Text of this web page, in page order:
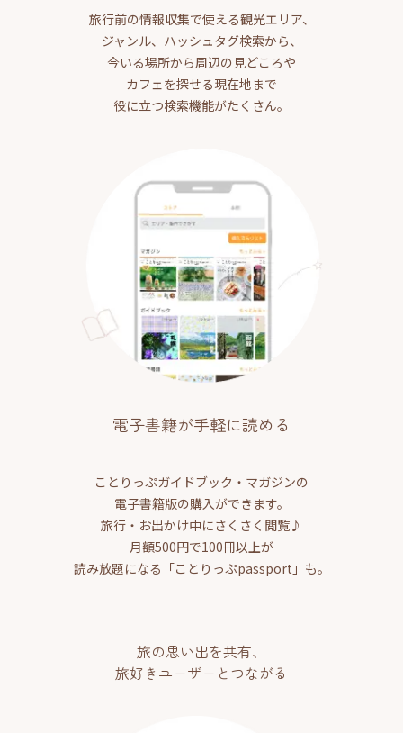
旅行前の情報収集で使える観光エリア、
ジャンル、ハッシュタグ検索から、
今いる場所から周辺の見どころや
カフェを探せる現在地まで
役に立つ検索機能がたくさん。
電子書籍が手軽に読める
ことりっぷガイドブック・マガジンの
電子書籍版の購入ができます。
旅行・お出かけ中にさくさく閲覧♪
月額500円で100冊以上が
読み放題になる「ことりっぷpassport」も。
旅の思い出を共有、
旅好きユーザーとつながる